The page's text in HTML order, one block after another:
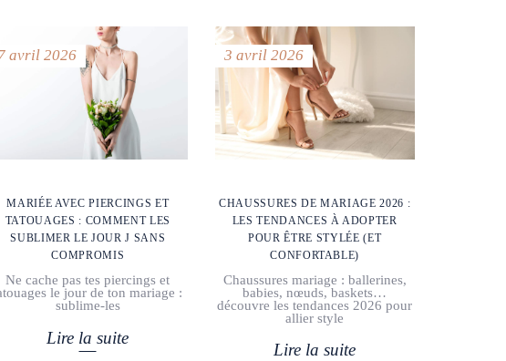
avril 2026
MARIÉE AVEC PIERCINGS ET
TATOUAGES : COMMENT LES
SUBLIMER LE JOUR J SANS
COMPROMIS
Ne cache pas tes piercings et
le jour de ton mariage :
sublime-les
Lire la suite
3 avril 2026
CHAUSSURES DE MARIAGE 2026 :
LES TENDANCES À ADOPTER
POUR ÊTRE STYLÉE (ET
CONFORTABLE)
Chaussures mariage : ballerines,
babies, nœuds, baskets…
découvre les tendances 2026 pour
allier style
Lire la suite